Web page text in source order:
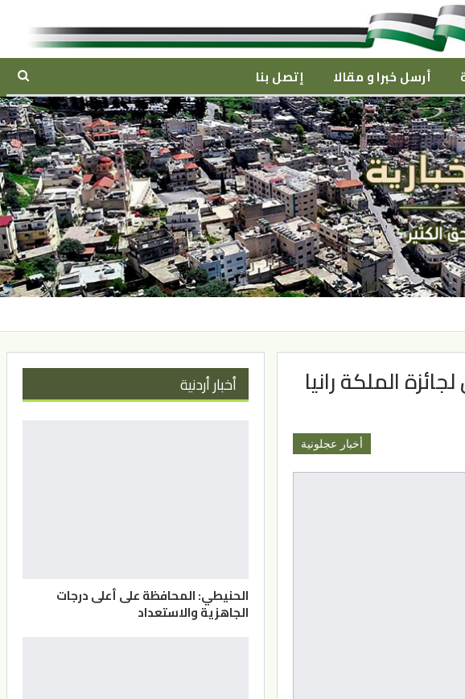
أرسل خبرا و مقالا إتصل بنا
الملكة رانيا
أخبار عجلونية
أخبار أردنية
الحنيطي: المحافظة على أعلى درجات
الجاهزية والاستعداد